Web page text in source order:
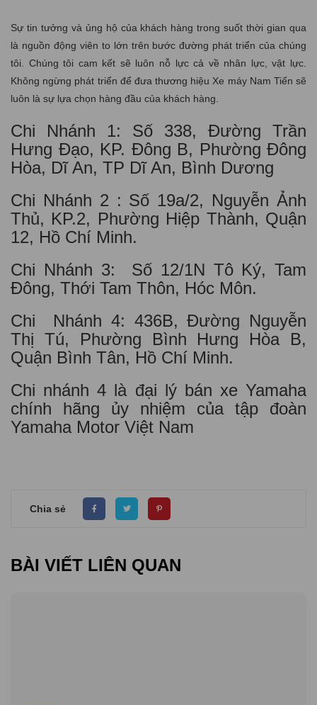
Sự tin tưởng và ủng hộ của khách hàng trong suốt thời gian qua
là nguồn động viên to lớn trên bước đường phát triển của chúng
tôi. Chúng tôi cam kết sẽ luôn nỗ lực cả về nhân lực, vật lực.
Không ngừng phát triển để đưa thương hiệu Xe máy Nam Tiến sẽ
luôn là sự lựa chọn hàng đầu của khách hàng.
Chi Nhánh 1: Số 338, Đường Trần
Hưng Đạo, KP. Đông B, Phường Đông
Hòa, Dĩ An, TP Dĩ An, Bình Dương
Chi Nhánh 2 : Số 19a/2, Nguyễn Ảnh
Thủ, KP.2, Phường Hiệp Thành, Quận
12, Hồ Chí Minh.
Chi Nhánh 3: Số 12/1N Tô Ký, Tam
Đông, Thới Tam Thôn, Hóc Môn.
Chi Nhánh 4: 436B, Đường Nguyễn
Thị Tú, Phường Bình Hưng Hòa B,
Quận Bình Tân, Hồ Chí Minh.
Chi nhánh 4 là đại lý bán xe Yamaha
chính hãng ủy nhiệm của tập đoàn
Yamaha Motor Việt Nam
Chia sẻ
BÀI VIẾT LIÊN QUAN